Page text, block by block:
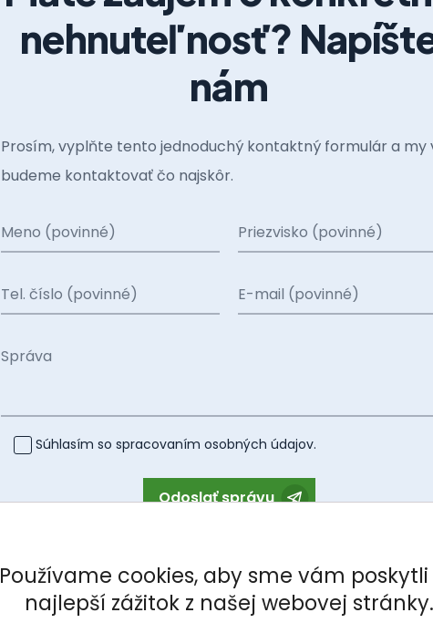
nehnuteľnosť?
nám
Prosím, vyplňte tento jednoduchý kontaktný formulár a my
budeme kontaktovať čo najskôr.
Meno (povinné) Priezvisko (povinné)
Tel. číslo (povinné) E-mail (povinné)
Správa
Súhlasím so spracovaním osobných údajov.
Odoslať správu
Používame cookies, aby sme vám
najlepší zážitok z našej webovej stránky.